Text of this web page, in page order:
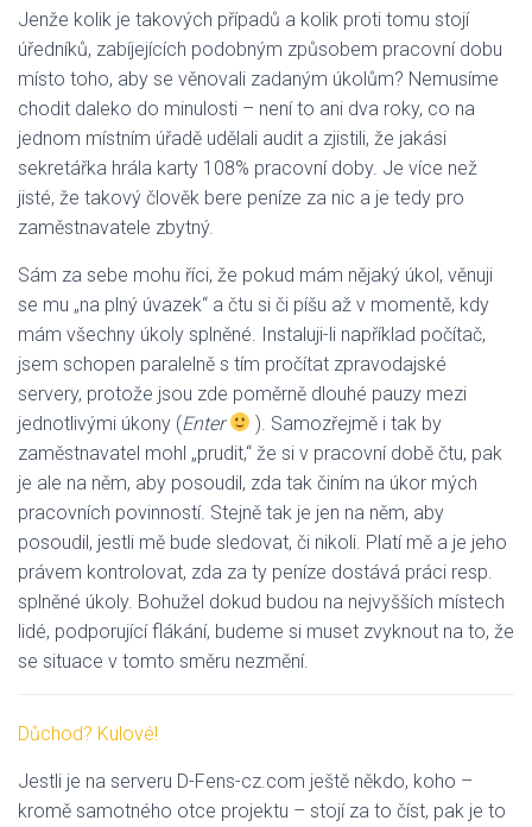
Jenže kolik je takových případů a kolik proti tomu stojí
úředníků, zabíjejících podobným způsobem pracovní dobu
místo toho, aby se věnovali zadaným úkolům? Nemusíme
chodit daleko do minulosti – není to ani dva roky, co na
jednom místním úřadě udělali audit a zjistili, že jakási
sekretářka hrála karty 108% pracovní doby. Je více než
jisté, že takový člověk bere peníze za nic a je tedy pro
zaměstnavatele zbytný.
Sám za sebe mohu říci, že pokud mám nějaký úkol, věnuji
se mu „na plný úvazek“ a čtu si či píšu až v momentě, kdy
mám všechny úkoly splněné. Instaluji-li například počítač,
jsem schopen paralelně s tím pročítat zpravodajské
servery, protože jsou zde poměrně dlouhé pauzy mezi
jednotlivými úkony (Enter
). Samozřejmě i tak by
zaměstnavatel mohl „prudit,“ že si v pracovní době čtu, pak
je ale na něm, aby posoudil, zda tak činím na úkor mých
pracovních povinností. Stejně tak je jen na něm, aby
posoudil, jestli mě bude sledovat, či nikoli. Platí mě a je jeho
právem kontrolovat, zda za ty peníze dostává práci resp.
splněné úkoly. Bohužel dokud budou na nejvyšších místech
lidé, podporující flákání, budeme si muset zvyknout na to, že
se situace v tomto směru nezmění.
Důchod? Kulové!
Jestli je na serveru D-Fens-cz.com ještě někdo, koho –
kromě samotného otce projektu – stojí za to číst, pak je to